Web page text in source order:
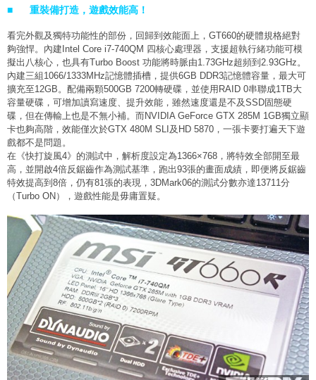
■ 重裝備打造，遊戲效能高！
看完外觀及獨特功能性的部份，回歸到效能面上，GT660的硬體規格絕對
夠強悍。內建Intel Core i7-740QM 四核心處理器，支援超執行緒功能可模
擬出八核心，也具有Turbo Boost 功能將時脈由1.73GHz超頻到2.93GHz。
內建三組1066/1333MHz記憶體插槽，提供6GB DDR3記憶體容量，最大可
擴充至12GB。配備兩顆500GB 7200轉硬碟，並使用RAID 0串聯成1TB大
容量硬碟，可增加讀寫速度、提升效能，雖然速度還是不及SSD固態硬
碟，但在傳輸上也是不無小補。而NVIDIA GeForce GTX 285M 1GB獨立顯
卡也夠高階，效能僅次於GTX 480M SLI及HD 5870，一張卡要打遍天下遊
戲都不是問題。
在《快打旋風4》的測試中，解析度設定為1366×768，將特效全部開至最
高，並開啟4倍反鋸齒作為測試基準，跑出93張的畫面成績，即便將反鋸齒
特效提高到8倍，仍有81張的表現，3DMark06的測試分數亦達13711分
（Turbo ON）， 遊戲性能是毋庸置疑。